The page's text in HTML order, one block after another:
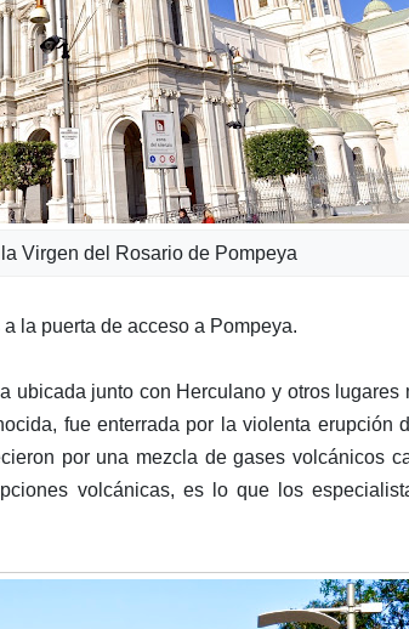
Virgen del Rosario de Pompeya
la puerta de acceso a Pompeya.
ubicada junto con Herculano y otros lugares
fue enterrada por la violenta erupción
por una mezcla de gases volcánicos
volcánicas, es lo que los